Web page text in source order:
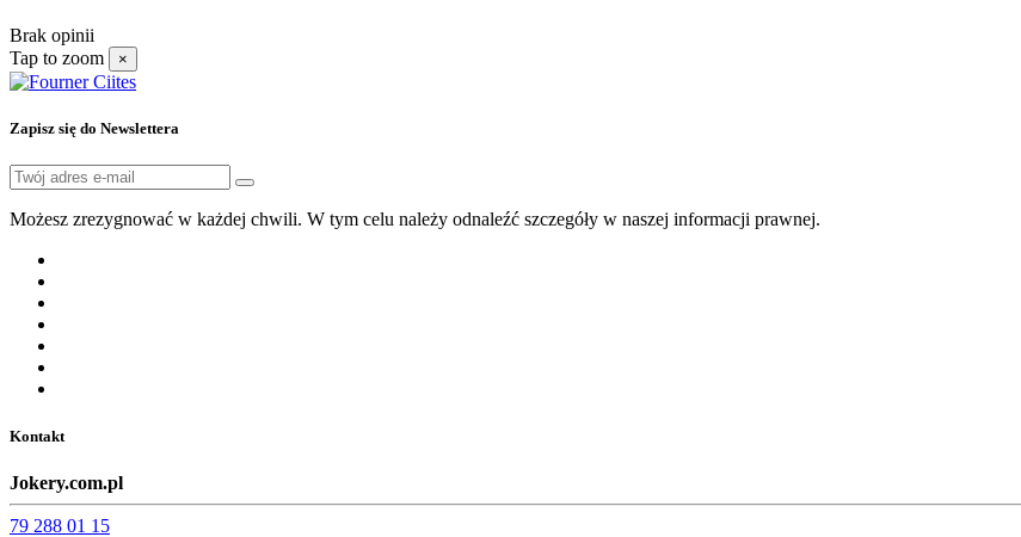
Brak opinii
Tap to zoom
×
Zapisz się do Newslettera
Możesz zrezygnować w każdej chwili. W tym celu należy odnaleźć szczegóły w naszej informacji prawnej.
Kontakt
Jokery.com.pl
79 288 01 15